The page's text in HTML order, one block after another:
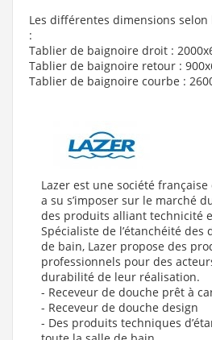
Les différentes dimensions
:
Tablier de baignoire droit :
Tablier de baignoire retour :
Tablier de baignoire courbe :
Lazer est une société
a su s’imposer sur le marché
des produits alliant technicité
Spécialiste de l’étanchéité des
de bain, Lazer propose des
professionnels pour des
durabilité de leur réalisation.
- Receveur de douche prêt à
- Receveur de douche design
- Des produits techniques